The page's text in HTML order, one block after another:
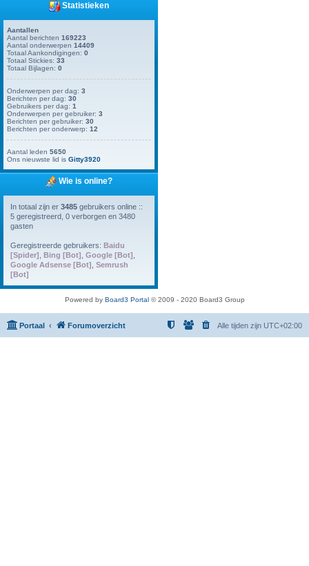
Statistieken
Aantallen
Aantal berichten 169223
Aantal onderwerpen 14409
Totaal Aankondigingen: 0
Totaal Stickies: 33
Totaal Bijlagen: 0
Onderwerpen per dag: 3
Berichten per dag: 30
Gebruikers per dag: 1
Onderwerpen per gebruiker: 3
Berichten per gebruiker: 30
Berichten per onderwerp: 12
Aantal leden 5650
Ons nieuwste lid is Gitty3920
Wie is online?
In totaal zijn er 3485 gebruikers online ::
5 geregistreerd, 0 verborgen en 3480
gasten
Geregistreerde gebruikers: Baidu
[Spider] Bing [Bot] Google [Bot]
Google Adsense [Bot] Semrush
[Bot]
Powered by Board3 Portal© 2009 - 2020 Board3 Group
Portaal Forumoverzicht Alle tijden zijn UTC+02:00